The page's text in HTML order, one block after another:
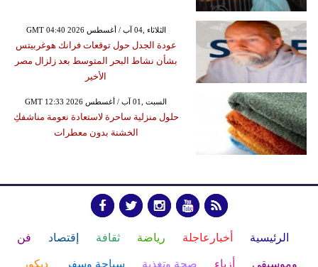
GMT 04:40 2026 الثلاثاء ,04 آب / أغسطس
عودة الجدل حول توقعات فرانك هوغربيتس
بشأن نشاط البحر المتوسط بعد زلزال مصر
الأخير
GMT 12:33 2026 السبت ,01 آب / أغسطس
حلول منزلية ساحرة لاستعادة نعومة مناشفكِ
الخشنة بدون معطرات
الرئيسية أخبارعاجلة رياضة ثقافة إقتصاد فن
وموسيقى أزياء صحة وتغذية سياحة وسفر ديكور